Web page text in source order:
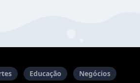
Educação
Negócios